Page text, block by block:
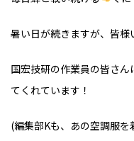
暑い日が続きますが、皆様
国宏技研の作業員の皆さ
てくれています！
(編集部Kも、あの空調服